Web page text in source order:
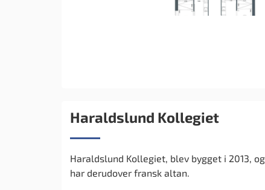
Haraldslund Kollegiet
Haraldslund Kollegiet, blev bygget i 2013,
har derudover fransk altan.